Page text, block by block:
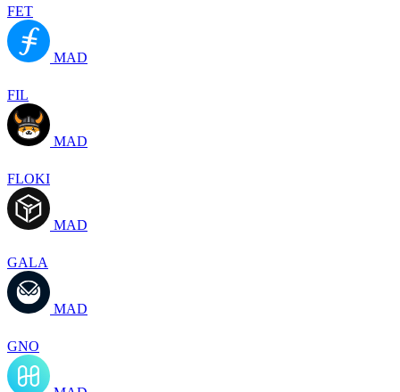
FET
MAD
FIL
MAD
FLOKI
MAD
GALA
MAD
GNO